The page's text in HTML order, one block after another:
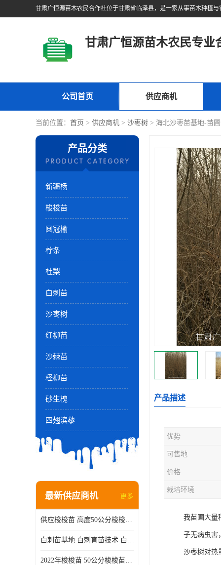
甘肃广恒源苗木农民专业
公司首页 供应商机
当前位置： 首页 > 供应商机 > 沙枣树 > 海北沙枣苗基地-苗
产品分类
新疆杨
梭梭苗
圆冠榆
柠条
杜梨
白刺苗
沙枣树
红柳苗
沙棘苗
柽柳苗
砂生槐
四翅滨藜
最新供应商机 更多
供应梭梭苗 高度50公分梭梭种苗基地 一手货源无中介
白刺苗基地 白刺育苗技术 白刺苗产地
2022年梭梭苗 50公分梭梭苗产地 沙漠绿化梭梭苗基地 提供技术
产品描述
优势
可售地
价格
栽培环境
我苗圃大量
子无病虫害
沙枣树对热